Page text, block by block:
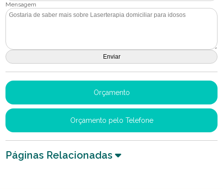
Mensagem
Orçamento
Orçamento pelo Telefone
Páginas Relacionadas